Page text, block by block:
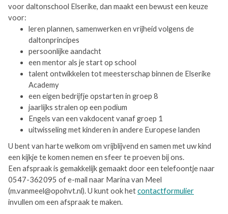
voor daltonschool Elserike, dan maakt een bewust een keuze
voor:
leren plannen, samenwerken en vrijheid volgens de
daltonprincipes
persoonlijke aandacht
een mentor als je start op school
talent ontwikkelen tot meesterschap binnen de Elserike
Academy
een eigen bedrijfje opstarten in groep 8
jaarlijks stralen op een podium
Engels van een vakdocent vanaf groep 1
uitwisseling met kinderen in andere Europese landen
U bent van harte welkom om vrijblijvend en samen met uw kind
een kijkje te komen nemen en sfeer te proeven bij ons.
Een afspraak is gemakkelijk gemaakt door een telefoontje naar
0547-362095 of e-mail naar Marina van Meel
(m.vanmeel@opohvt.nl). U kunt ook hetcontactformulier
invullen om een afspraak te maken.